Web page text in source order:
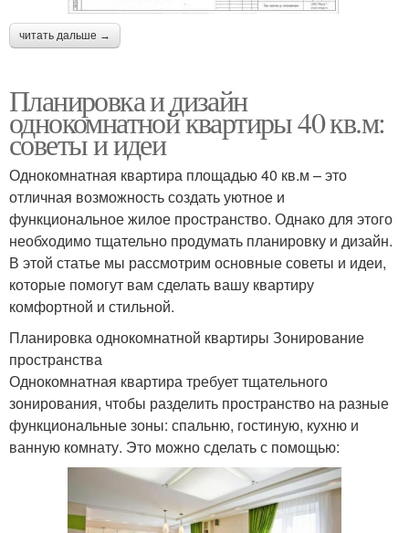
читать дальше →
Планировка и дизайн
однокомнатной квартиры 40 кв.м:
советы и идеи
Однокомнатная квартира площадью 40 кв.м – это
отличная возможность создать уютное и
функциональное жилое пространство. Однако для этого
необходимо тщательно продумать планировку и дизайн.
В этой статье мы рассмотрим основные советы и идеи,
которые помогут вам сделать вашу квартиру
комфортной и стильной.
Планировка однокомнатной квартиры Зонирование
пространства
Однокомнатная квартира требует тщательного
зонирования, чтобы разделить пространство на разные
функциональные зоны: спальню, гостиную, кухню и
ванную комнату. Это можно сделать с помощью: